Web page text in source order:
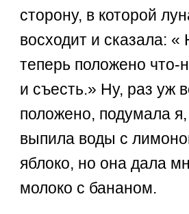
сторону, в которой
восходит и сказала: «
теперь положено что-
и съесть.» Ну, раз уж
положено, подумала
выпила воды с
яблоко, но она дала
молоко с бананом.